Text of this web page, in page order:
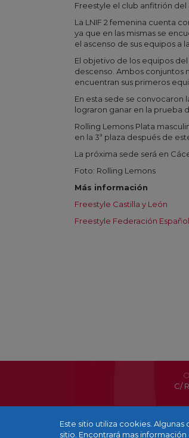
Este sitio utiliza cookies.
sitio. Encontrará mas información
Freestyle el club anfitrión del
La LNIF 2 femenina cuenta
ya que en las mismas se
el ascenso de sus equipos a
El objetivo de los equipos
descenso. Ambos conjuntos
encuentran sus primeros
En esta sede se convocaron
lograron ganar en la prueba
Rolling Lemons Plata
en la 3ª plaza después de
La próxima sede será en
Foto: Rolling Lemons
Más información
Freestyle Castilla y León
Freestyle Federación
C/